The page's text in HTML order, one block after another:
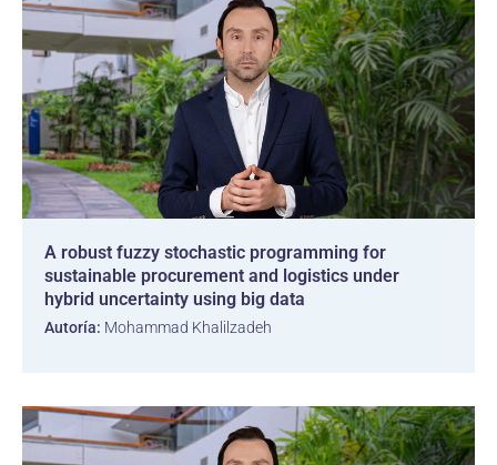
A robust fuzzy stochastic programming for
sustainable procurement and logistics under
hybrid uncertainty using big data
Autoría: Mohammad Khalilzadeh